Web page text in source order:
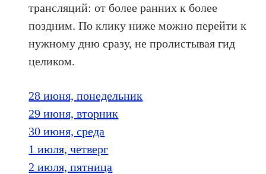
трансляций: от более ранних к более
поздним. По клику ниже можно перейти к
нужному дню сразу, не пролистывая гид
целиком.
28 июня, понедельник
29 июня, вторник
30 июня, среда
1 июля, четверг
2 июля, пятница